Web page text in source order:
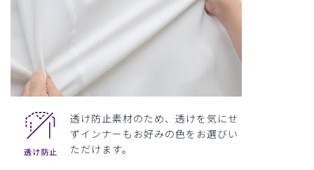
透け防止素材のため、透けを気にせ
ずインナーもお好みの色をお選びい
ただけます。